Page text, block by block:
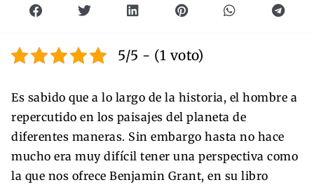
5/5 - (1 voto)
Es sabido que a lo largo de la historia, el hombre a
repercutido en los paisajes del planeta de
diferentes maneras. Sin embargo hasta no hace
mucho era muy difícil tener una perspectiva como
la que nos ofrece Benjamin Grant, en su libro